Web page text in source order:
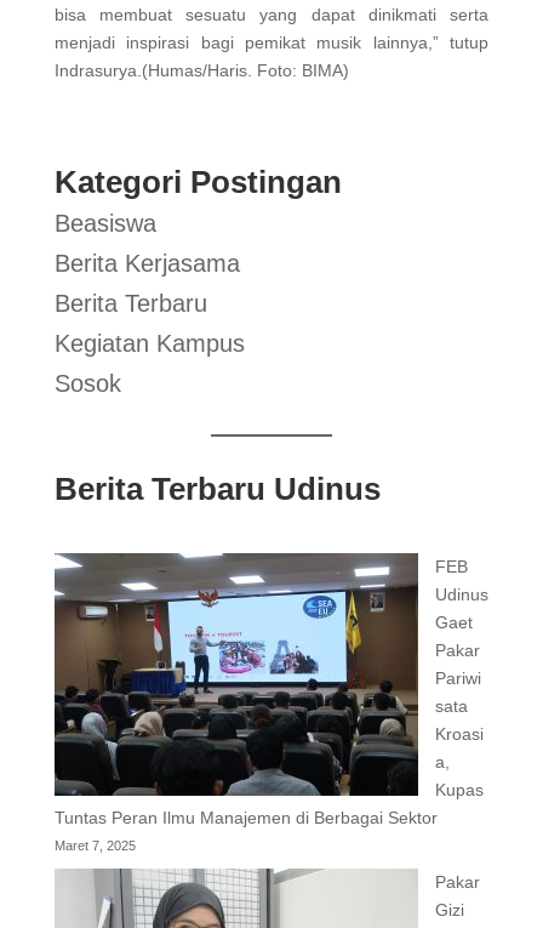
bisa membuat sesuatu yang dapat dinikmati serta
menjadi inspirasi bagi pemikat musik lainnya,” tutup
Indrasurya.(Humas/Haris. Foto: BIMA)
Kategori Postingan
Beasiswa
Berita Kerjasama
Berita Terbaru
Kegiatan Kampus
Sosok
Berita Terbaru Udinus
FEB
Udinus
Gaet
Pakar
Pariwi
sata
Kroasi
a,
Kupas
Tuntas Peran Ilmu Manajemen di Berbagai Sektor
Maret 7, 2025
Pakar
Gizi